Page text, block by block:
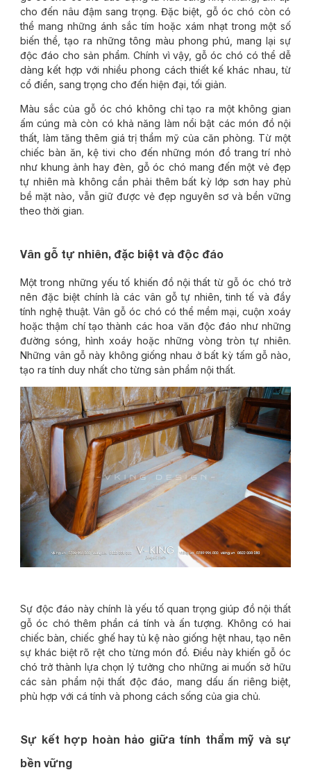
cho đến nâu đậm sang trọng. Đặc biệt, gỗ óc chó còn có
thể mang những ánh sắc tím hoặc xám nhạt trong một số
biến thể, tạo ra những tông màu phong phú, mang lại sự
độc đáo cho sản phẩm. Chính vì vậy, gỗ óc chó có thể dễ
dàng kết hợp với nhiều phong cách thiết kế khác nhau, từ
cổ điển, sang trọng cho đến hiện đại, tối giản.
Màu sắc của gỗ óc chó không chỉ tạo ra một không gian
ấm cúng mà còn có khả năng làm nổi bật các món đồ nội
thất, làm tăng thêm giá trị thẩm mỹ của căn phòng. Từ một
chiếc bàn ăn, kệ tivi cho đến những món đồ trang trí nhỏ
như khung ảnh hay đèn, gỗ óc chó mang đến một vẻ đẹp
tự nhiên mà không cần phải thêm bất kỳ lớp sơn hay phủ
bề mặt nào, vẫn giữ được vẻ đẹp nguyên sơ và bền vững
theo thời gian.
Vân gỗ tự nhiên, đặc biệt và độc đáo
Một trong những yếu tố khiến đồ nội thất từ gỗ óc chó trở
nên đặc biệt chính là các vân gỗ tự nhiên, tinh tế và đầy
tính nghệ thuật. Vân gỗ óc chó có thể mềm mại, cuộn xoáy
hoặc thậm chí tạo thành các hoa văn độc đáo như những
đường sóng, hình xoáy hoặc những vòng tròn tự nhiên.
Những vân gỗ này không giống nhau ở bất kỳ tấm gỗ nào,
tạo ra tính duy nhất cho từng sản phẩm nội thất.
Sự độc đáo này chính là yếu tố quan trọng giúp đồ nội thất
gỗ óc chó thêm phần cá tính và ấn tượng. Không có hai
chiếc bàn, chiếc ghế hay tủ kệ nào giống hệt nhau, tạo nên
sự khác biệt rõ rệt cho từng món đồ. Điều này khiến gỗ óc
chó trở thành lựa chọn lý tưởng cho những ai muốn sở hữu
các sản phẩm nội thất độc đáo, mang dấu ấn riêng biệt,
phù hợp với cá tính và phong cách sống của gia chủ.
Sự kết hợp hoàn hảo giữa tính thẩm mỹ và sự
bền vững